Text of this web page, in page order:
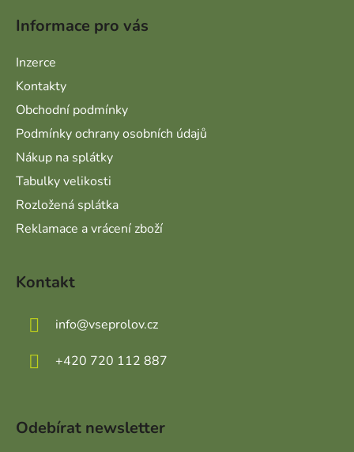
Informace pro vás
Inzerce
Kontakty
Obchodní podmínky
Podmínky ochrany osobních údajů
Nákup na splátky
Tabulky velikosti
Rozložená splátka
Reklamace a vrácení zboží
Kontakt
info@vseprolov.cz
+420 720 112 887
Odebírat newsletter